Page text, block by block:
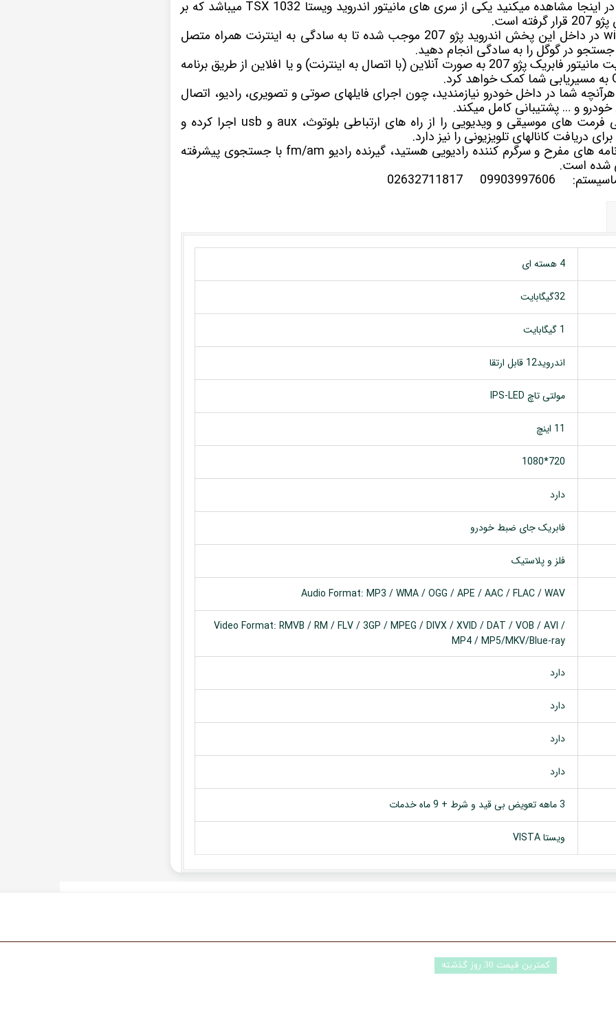
این نمونه پخش تصویری که در اینجا مشاهده میکنید یکی از سری های مانیتور اندروید ویستا TSX 1032 میباشد که بر
است.
ویژگی های پرکاربردی چون wifi در داخل این پخش اندروید پژو 207 موجب شده تا به سادگی به اینترنت همراه متصل
جستجو در گوگل را به سادگی انجام دهید.
همچنین GPS یا همان موقعیت مانیتور فابریک پژو 207 به صورت آنلاین (با اتصال به اینترنت) و یا افلاین از طریق برنامه
از هرآنچه شما در داخل خودرو نیازمندید، چون اجرای فایلهای صوتی و تصویری، رادیو، اتصال
خودرو و … پشتیبانی کامل میکند.
ضبط تصویری پژو 207 تمامی فرمت های موسیقی و ویدیویی را از راه های ارتباطی بلوتوث، aux و usb اجرا کرده و
دریافت کانالهای تلویزیونی را نیز دارد.
چنانچه از علاقه مندان به برنامه های مفرح و سرگرم کننده رادیویی هستید، گیرنده رادیو fm/am با جستجوی پیشرفته
شده است.
09903997606
02632711817
4 هسته ای
32گیگابایت
1 گیگابایت
اندروید12 قابل ارتقا
مولتی تاچ IPS-LED
11 اینچ
720*1080
دارد
فابریک جای ضبط خودرو
فلز و پلاستیک
Audio Format: MP3 / WMA / OGG / APE / AAC / FLAC / WAV
Video Format: RMVB / RM / FLV / 3GP / MPEG / DIVX / XVID / DAT / VOB / AVI /
MP4 / MP5/MKV/Blue-ray
دارد
دارد
دارد
دارد
3 ماهه تعویض بی قید و شرط + 9 ماه خدمات
ویستا VISTA